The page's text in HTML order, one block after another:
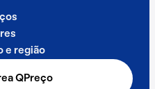
e região
QPreço